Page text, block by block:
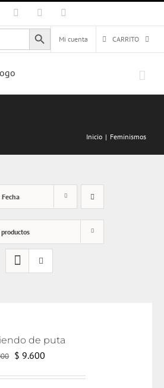
Facebook Instagram
Botón de búsqueda
Mi cuenta
CARRITO
Inicio Feminismos
Fecha
de puta
El
$ 9.600